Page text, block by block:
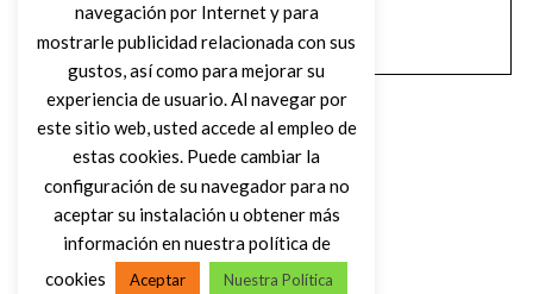
navegación por Internet y para
mostrarle publicidad relacionada con sus
gustos, así como para mejorar su
experiencia de usuario. Al navegar por
este sitio web, usted accede al empleo de
estas cookies. Puede cambiar la
configuración de su navegador para no
aceptar su instalación u obtener más
información en nuestra política de
cookies
Aceptar Nuestra Política